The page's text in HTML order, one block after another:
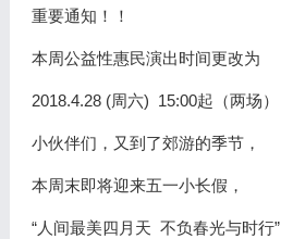
重要通知！！
本周公益性惠民演出时间更改为
2018.4.28 (周六) 15:00起（两场）
小伙伴们，又到了郊游的季节，
本周末即将迎来五一小长假，
“人间最美四月天 不负春光与时行”